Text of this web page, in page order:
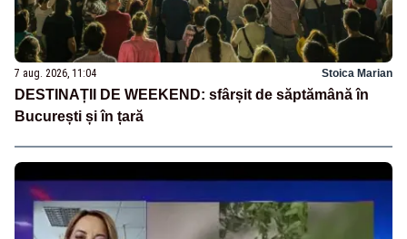
7 aug. 2026, 11:04 Stoica Marian
DESTINAȚII DE WEEKEND: sfârșit de săptămână în
București și în țară